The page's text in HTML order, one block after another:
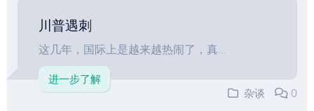
川普遇刺
这几年，国际上是越来越热闹了，真...
进一步了解
杂谈
0